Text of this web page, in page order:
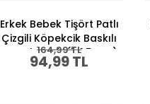
Erkek Bebek Tişört Patlı
Çizgili Köpekcik Baskılı
Karışık Renk (1-1.5 Yaş)
94,99 TL
164,99 TL